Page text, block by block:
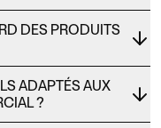
DES PRODUITS
ADAPTÉS AUX
?